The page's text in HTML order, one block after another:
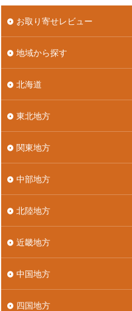
お取り寄せレビュー
地域から探す
北海道
東北地方
関東地方
中部地方
北陸地方
近畿地方
中国地方
四国地方